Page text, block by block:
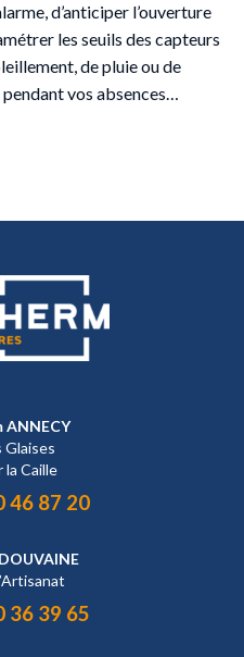
d’anticiper l’ouverture
les seuils des capteurs
de pluie ou de
vos absences…
ANNECY
Glaises
la Caille
46 87 20
36 39 65